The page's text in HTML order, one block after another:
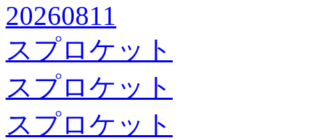
20260811
スプロケット
スプロケット
スプロケット